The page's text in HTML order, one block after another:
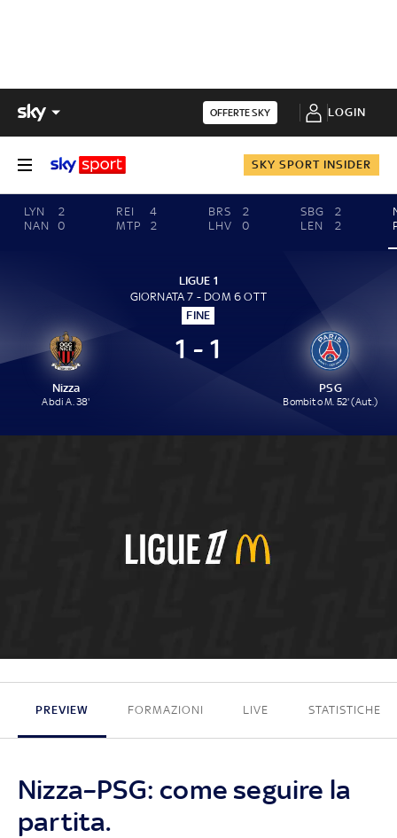
OFFERTE SKY LOGIN
SKY SPORT INSIDER
LYN
2
NAN
0
REI
4
MTP
2
BRS
2
LHV
0
SBG
2
LEN
2
LIGUE 1
GIORNATA 7 - DOM 6 OTT
FINE
Nizza
Abdi A. 38'
1 - 1
PSG
Bombito M. 52' (Aut.)
1 - 1
PREVIEW FORMAZIONI LIVE STATISTICHE
Nizza–PSG: come seguire la
partita.